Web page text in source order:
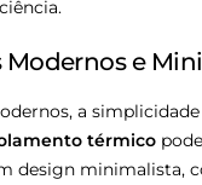
e
a simplicidade
térmico
design minimalista,